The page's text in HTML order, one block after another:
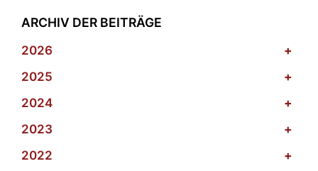
ARCHIV DER BEITRÄGE
2026
+
2025
+
2024
+
2023
+
2022
+